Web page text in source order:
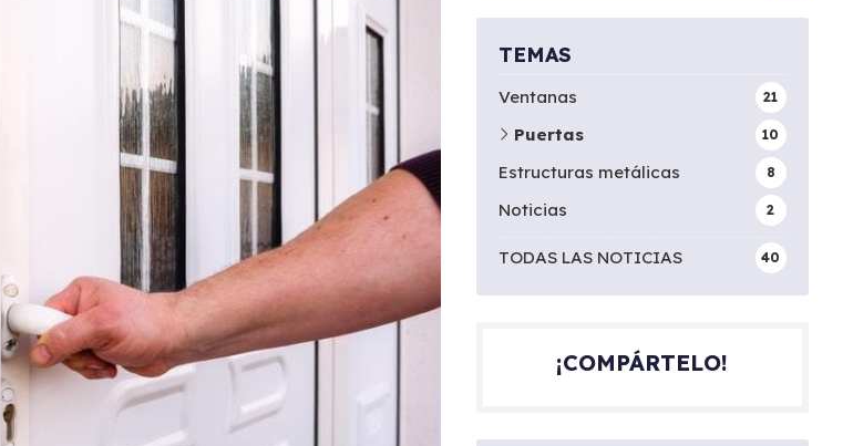
TEMAS
TODAS LAS NOTICIAS 40
Ventanas 21
Puertas 10
Estructuras metálicas 8
Noticias 2
¡COMPÁRTELO!